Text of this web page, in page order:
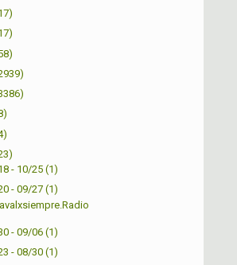
- 10/25 (1)
- 09/27 (1)
- 09/06 (1)
- 08/30 (1)